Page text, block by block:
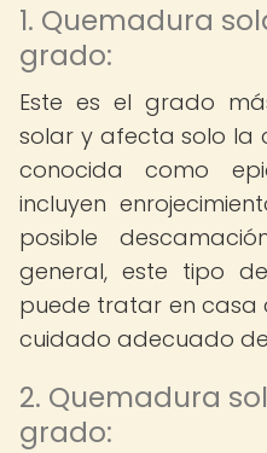
1. Quemadura
grado:
Este es el grado
solar y afecta solo la
conocida como
incluyen
posible
general, este tipo
puede tratar en casa
cuidado adecuado
2. Quemadura
grado: